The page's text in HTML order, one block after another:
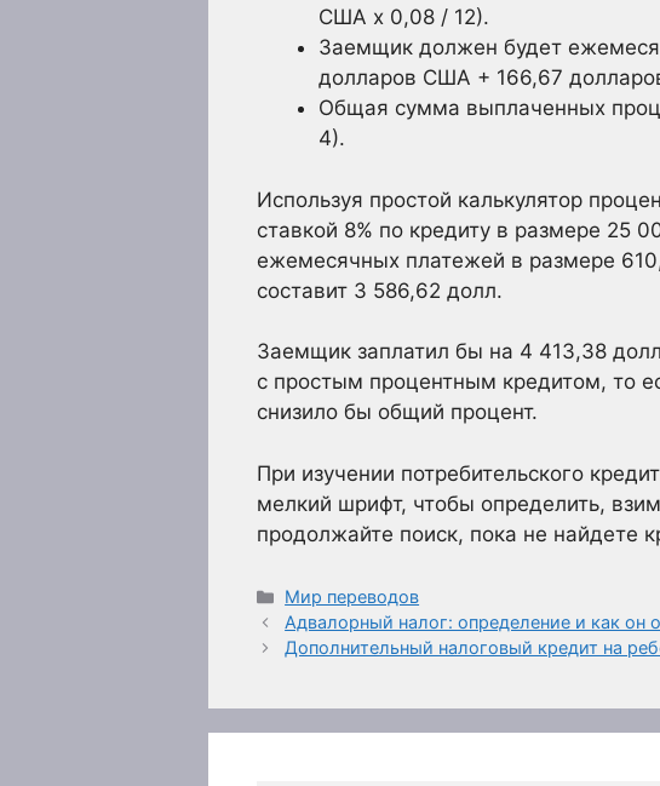
США х 0,08 / 12).
Заемщик должен будет
долларов США + 166,67
Общая сумма выплаченных
4).
Используя простой калькулятор
ставкой 8% по кредиту в размере 25
ежемесячных платежей в размере
составит 3 586,62 долл.
Заемщик заплатил бы на 4 413,38
с простым процентным кредитом, то
снизило бы общий процент.
При изучении потребительского
мелкий шрифт, чтобы определить,
продолжайте поиск, пока не найдете
Рубрики
Мир переводов
Адвалорный налог: определение и как он
Дополнительный налоговый кредит на